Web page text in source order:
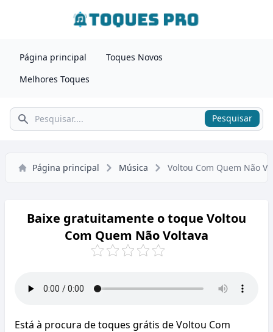
Página principal
Toques Novos
Melhores Toques
Pesquisar Pesquisar
Página principal Música Voltou Com Quem Não
Baixe gratuitamente o toque Voltou
Com Quem Não Voltava
Está à procura de toques grátis de Voltou Com